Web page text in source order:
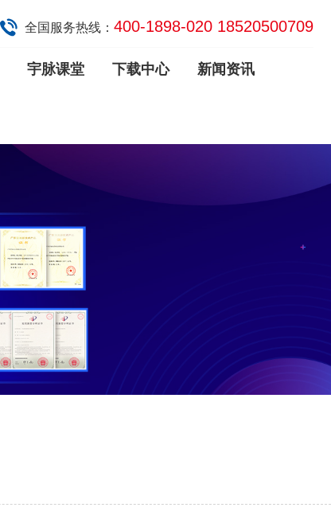
全国服务热线： 400-1898-020 18520500709
宇脉课堂 下载中心 新闻资讯